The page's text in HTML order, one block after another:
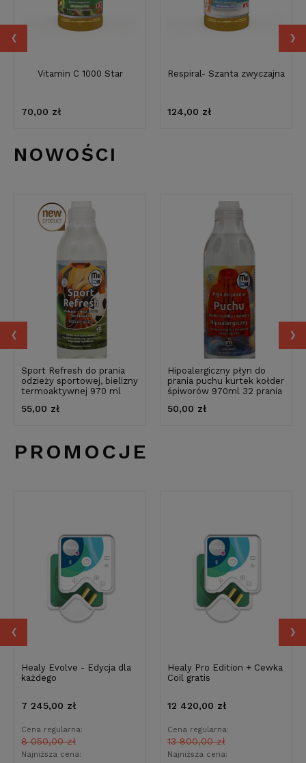
Vitamin C 1000 Star
70,00 zł
Respiral- Szanta zwyczajna
124,00 zł
‹ ›
NOWOŚCI
Sport Refresh do prania
odzieży sportowej, bielizny
termoaktywnej 970 ml
55,00 zł
Hipoalergiczny płyn do
prania puchu kurtek kołder
śpiworów 970ml 32 prania
50,00 zł
‹ ›
PROMOCJE
Healy Evolve - Edycja dla
każdego
7 245,00 zł
Cena regularna:
8 050,00 zł
Najniższa cena:
Healy Pro Edition + Cewka
Coil gratis
12 420,00 zł
Cena regularna:
13 800,00 zł
Najniższa cena:
‹ ›